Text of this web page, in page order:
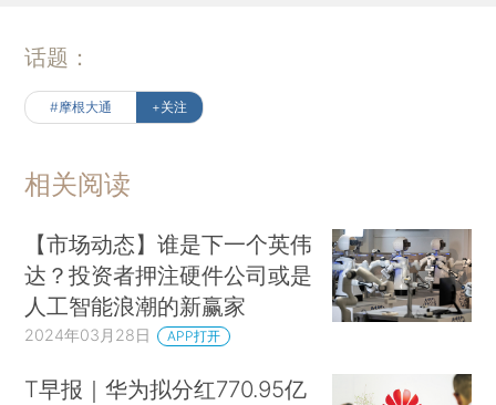
话题：
#摩根大通 +关注
相关阅读
【市场动态】谁是下一个英伟
达？投资者押注硬件公司或是
人工智能浪潮的新赢家
2024年03月28日 APP打开
T早报｜华为拟分红770.95亿